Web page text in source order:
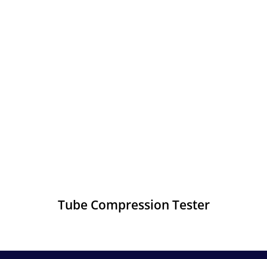
Tube Compression Tester